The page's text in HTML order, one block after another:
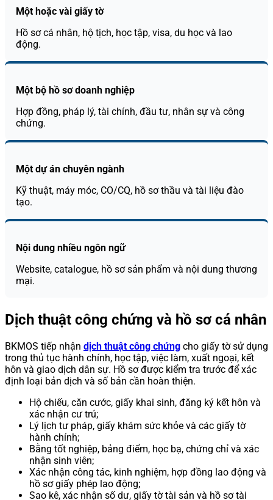
Một hoặc vài giấy tờ
Hồ sơ cá nhân, hộ tịch, học tập, visa, du học và lao
động.
Một bộ hồ sơ doanh nghiệp
Hợp đồng, pháp lý, tài chính, đầu tư, nhân sự và công
chứng.
Một dự án chuyên ngành
Kỹ thuật, máy móc, CO/CQ, hồ sơ thầu và tài liệu đào
tạo.
Nội dung nhiều ngôn ngữ
Website, catalogue, hồ sơ sản phẩm và nội dung thương
mại.
Dịch thuật công chứng và hồ sơ cá nhân
BKMOS tiếp nhận dịch thuật công chứng cho giấy tờ sử dụng
trong thủ tục hành chính, học tập, việc làm, xuất ngoại, kết
hôn và giao dịch dân sự. Hồ sơ được kiểm tra trước để xác
định loại bản dịch và số bản cần hoàn thiện.
Hộ chiếu, căn cước, giấy khai sinh, đăng ký kết hôn và
xác nhận cư trú;
Lý lịch tư pháp, giấy khám sức khỏe và các giấy tờ
hành chính;
Bằng tốt nghiệp, bảng điểm, học bạ, chứng chỉ và xác
nhận sinh viên;
Xác nhận công tác, kinh nghiệm, hợp đồng lao động và
hồ sơ giấy phép lao động;
Sao kê, xác nhận số dư, giấy tờ tài sản và hồ sơ tài